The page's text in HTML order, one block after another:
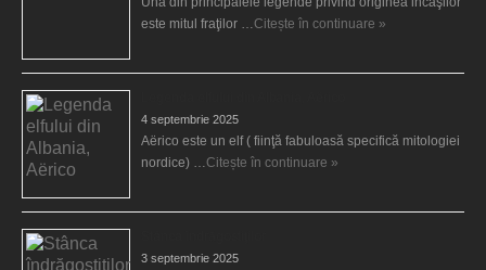
este mitul fraţilor …Citește în continuare »
4 septembrie 2025
Aërico este un elf ( fiinţă fabuloasă specifică mitologiei
nordice) …Citește în continuare »
3 septembrie 2025